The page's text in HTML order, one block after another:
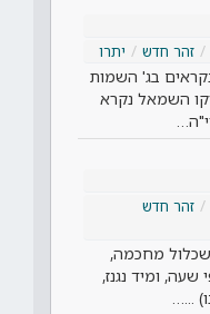
זהר חדש יתרו
בג' השמות
השמאל נקרא
זהר חדש
מחכמה,
ומיד נגנז,
...…